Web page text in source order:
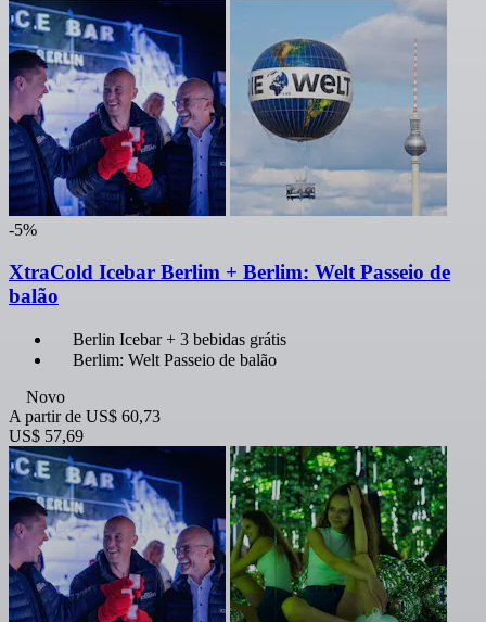
-5%
XtraCold Icebar Berlim + Berlim: Welt Passeio de
balão
Berlin Icebar + 3 bebidas grátis
Berlim: Welt Passeio de balão
Novo
A partir de US$ 60,73
US$ 57,69